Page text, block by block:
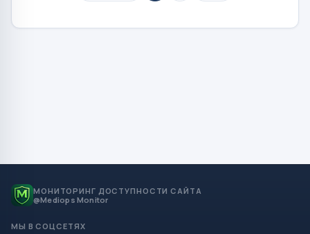
МОНИТОРИНГ ДОСТУПНОСТИ САЙТА
@Mediops Monitor
МЫ В СОЦСЕТЯХ